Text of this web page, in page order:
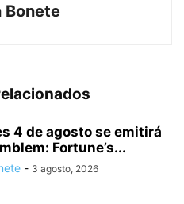
Bonete
4 de agosto se emitirá
Fortune’s...
- 3 agosto, 2026